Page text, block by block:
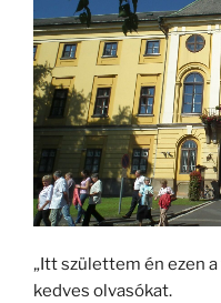
„Itt születtem én ezen
kedves olvasókat.